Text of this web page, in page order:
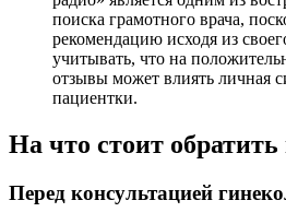
поиска грамотного врача,
рекомендацию исходя из
учитывать, что на
отзывы может влиять личная
пациентки.
На что стоит
Перед консультацией